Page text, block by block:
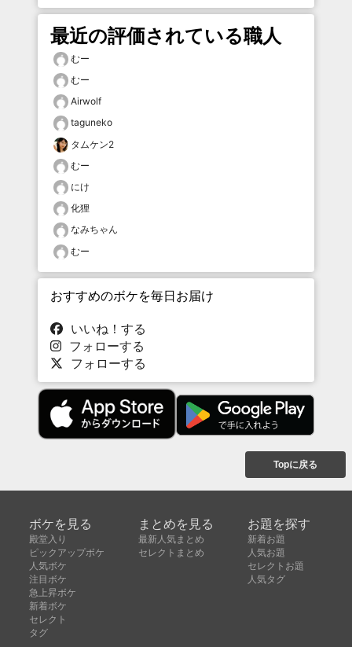
最近の評価されている職人
むー
むー
Airwolf
taguneko
タムケン2
むー
にけ
化狸
なみちゃん
むー
おすすめのボケを毎日お届け
いいね！する
フォローする
フォローする
Topに戻る
ボケを見る
殿堂入り
ピックアップボケ
人気ボケ
注目ボケ
急上昇ボケ
新着ボケ
セレクト
タグ
まとめを見る
最新人気まとめ
セレクトまとめ
お題を探す
新着お題
人気お題
セレクトお題
人気タグ